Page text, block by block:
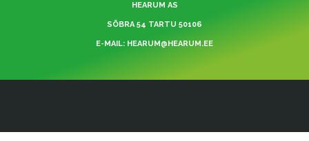
HEARUM AS
SÕBRA 54 TARTU 50106
E-MAIL: HEARUM@HEARUM.EE